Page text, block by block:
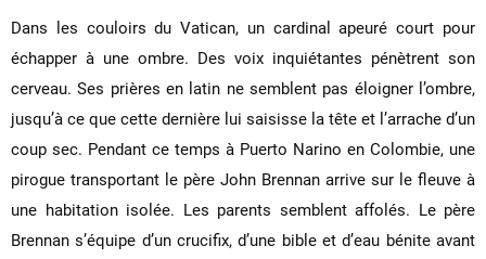
Dans les couloirs du Vatican, un cardinal apeuré court pour
échapper à une ombre. Des voix inquiétantes pénètrent son
cerveau. Ses prières en latin ne semblent pas éloigner l’ombre,
jusqu’à ce que cette dernière lui saisisse la tête et l’arrache d’un
coup sec. Pendant ce temps à Puerto Narino en Colombie, une
pirogue transportant le père John Brennan arrive sur le fleuve à
une habitation isolée. Les parents semblent affolés. Le père
Brennan s’équipe d’un crucifix, d’une bible et d’eau bénite avant